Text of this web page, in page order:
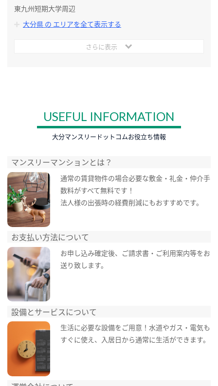
東九州短期大学周辺
大分県 の エリアを全て表示する
さらに表示
USEFUL INFORMATION
大分マンスリードットコムお役立ち情報
マンスリーマンションとは？
通常の賃貸物件の場合必要な敷金・礼金・仲介手
数料がすべて無料です！
法人様の出張時の経費削減にもおすすめです。
お支払い方法について
お申し込み確定後、ご請求書・ご利用案内等をお
送り致します。
設備とサービスについて
生活に必要な設備をご用意！水道やガス・電気も
すぐに使え、入居日から通常に生活ができます。